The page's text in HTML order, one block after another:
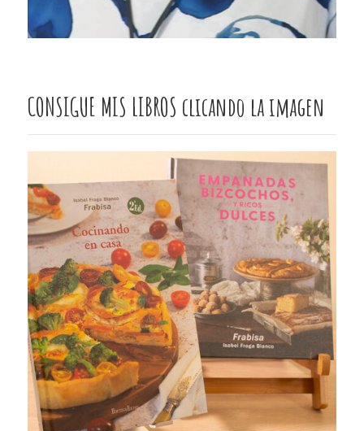
CONSIGUE MIS LIBROS clicando la imagen